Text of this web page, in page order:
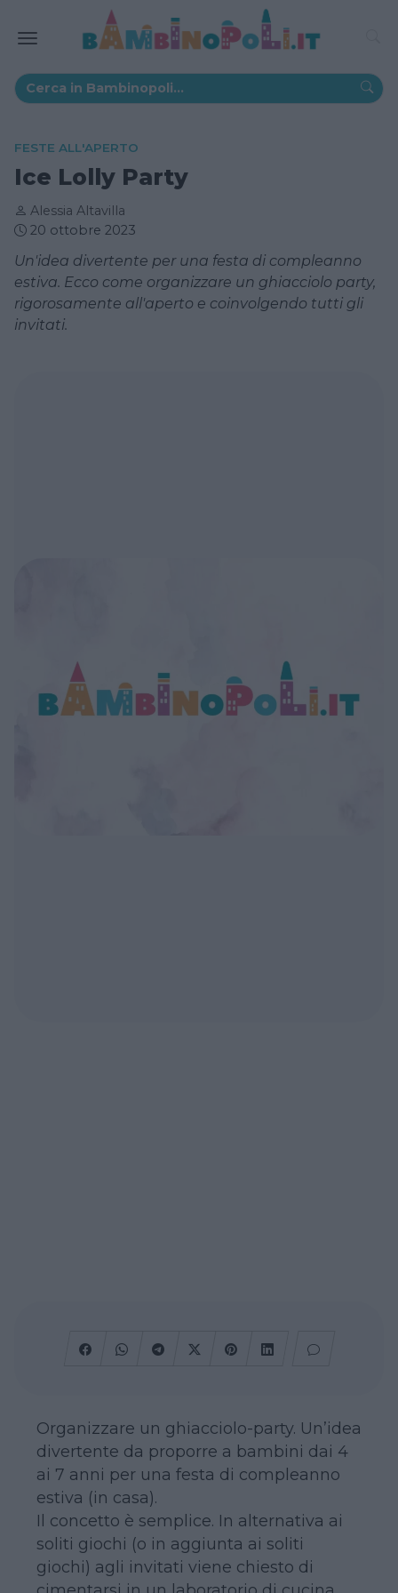
FESTE ALL'APERTO
Ice Lolly Party
Alessia Altavilla
20 ottobre 2023
Un'idea divertente per una festa di compleanno
estiva. Ecco come organizzare un ghiacciolo party,
rigorosamente all'aperto e coinvolgendo tutti gli
invitati.
Organizzare un ghiacciolo-party. Un’idea
divertente da proporre a bambini dai 4
ai 7 anni per una festa di compleanno
estiva (in casa).
Il concetto è semplice. In alternativa ai
soliti giochi (o in aggiunta ai soliti
giochi) agli invitati viene chiesto di